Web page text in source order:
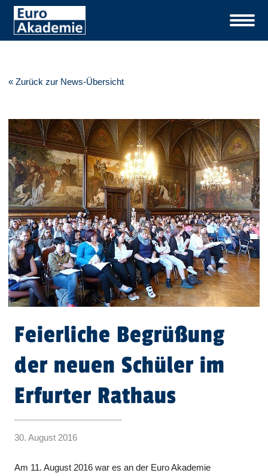
« Zurück zur News-Übersicht
Feierliche Begrüßung
der neuen Schüler im
Erfurter Rathaus
30. August 2016
Am 11. August 2016 war es an der Euro Akademie